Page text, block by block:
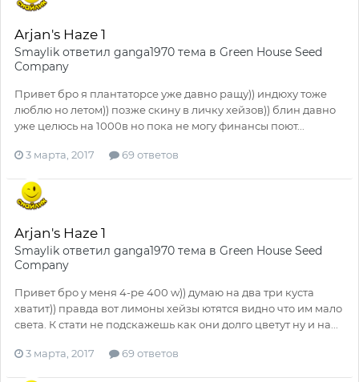
Arjan's Haze 1
Smaylik ответил ganga1970 тема в Green House Seed
Company
Привет бро я плантаторсе уже давно ращу)) индюху тоже
люблю но летом)) позже скину в личку хейзов)) блин давно
уже целюсь на 1000в но пока не могу финансы поют...
3 марта, 2017 69 ответов
Arjan's Haze 1
Smaylik ответил ganga1970 тема в Green House Seed
Company
Привет бро у меня 4-ре 400 w)) думаю на два три куста
хватит)) правда вот лимоны хейзы ютятся видно что им мало
света. К стати не подскажешь как они долго цветут ну и на...
3 марта, 2017 69 ответов